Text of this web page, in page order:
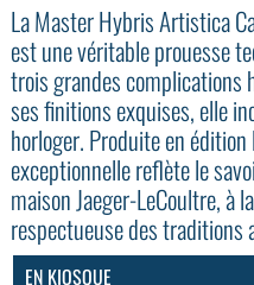
La Master Hybris Artistica
est une véritable prouesse
trois grandes complications
ses finitions exquises, elle
horloger. Produite en
exceptionnelle reflète le
maison Jaeger-LeCoultre, à
respectueuse des traditions
EN KIOSQUE